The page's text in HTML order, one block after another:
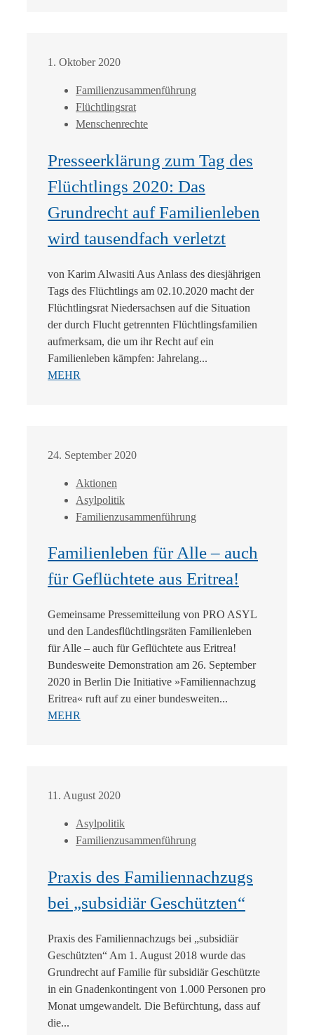
1. Oktober 2020
Familienzusammenführung
Flüchtlingsrat
Menschenrechte
Presseerklärung zum Tag des
Flüchtlings 2020: Das
Grundrecht auf Familienleben
wird tausendfach verletzt
von Karim Alwasiti Aus Anlass des diesjährigen
Tags des Flüchtlings am 02.10.2020 macht der
Flüchtlingsrat Niedersachsen auf die Situation
der durch Flucht getrennten Flüchtlingsfamilien
aufmerksam, die um ihr Recht auf ein
Familienleben kämpfen: Jahrelang...
MEHR
24. September 2020
Aktionen
Asylpolitik
Familienzusammenführung
Familienleben für Alle – auch
für Geflüchtete aus Eritrea!
Gemeinsame Pressemitteilung von PRO ASYL
und den Landesflüchtlingsräten Familienleben
für Alle – auch für Geflüchtete aus Eritrea!
Bundesweite Demonstration am 26. September
2020 in Berlin Die Initiative »Familiennachzug
Eritrea« ruft auf zu einer bundesweiten...
MEHR
11. August 2020
Asylpolitik
Familienzusammenführung
Praxis des Familiennachzugs
bei „subsidiär Geschützten“
Praxis des Familiennachzugs bei „subsidiär
Geschützten“ Am 1. August 2018 wurde das
Grundrecht auf Familie für subsidiär Geschützte
in ein Gnadenkontingent von 1.000 Personen pro
Monat umgewandelt. Die Befürchtung, dass auf
die...